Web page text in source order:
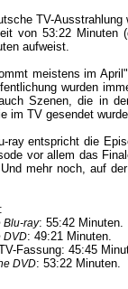
TV-
von 53:22 Minuten
aufweist.
meistens im
wurden
Szenen, die in
im TV gesendet
ray entspricht die
vor allem das
mehr noch, auf
Blu-ray: 55:42 Minuten.
DVD: 49:21 Minuten.
Fassung: 45:45
DVD: 53:22 Minuten.